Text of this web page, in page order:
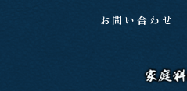
お問い合わせ